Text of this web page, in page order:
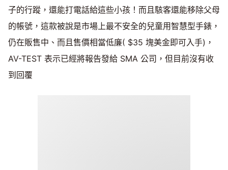
子的行蹤，還能打電話給這些小孩！而且駭客還能移除父母
的帳號，這款被說是市場上最不安全的兒童用智慧型手錶，
仍在販售中、而且售價相當低廉( $35 塊美金即可入手)，
AV-TEST 表示已經將報告發給 SMA 公司，但目前沒有收
到回覆